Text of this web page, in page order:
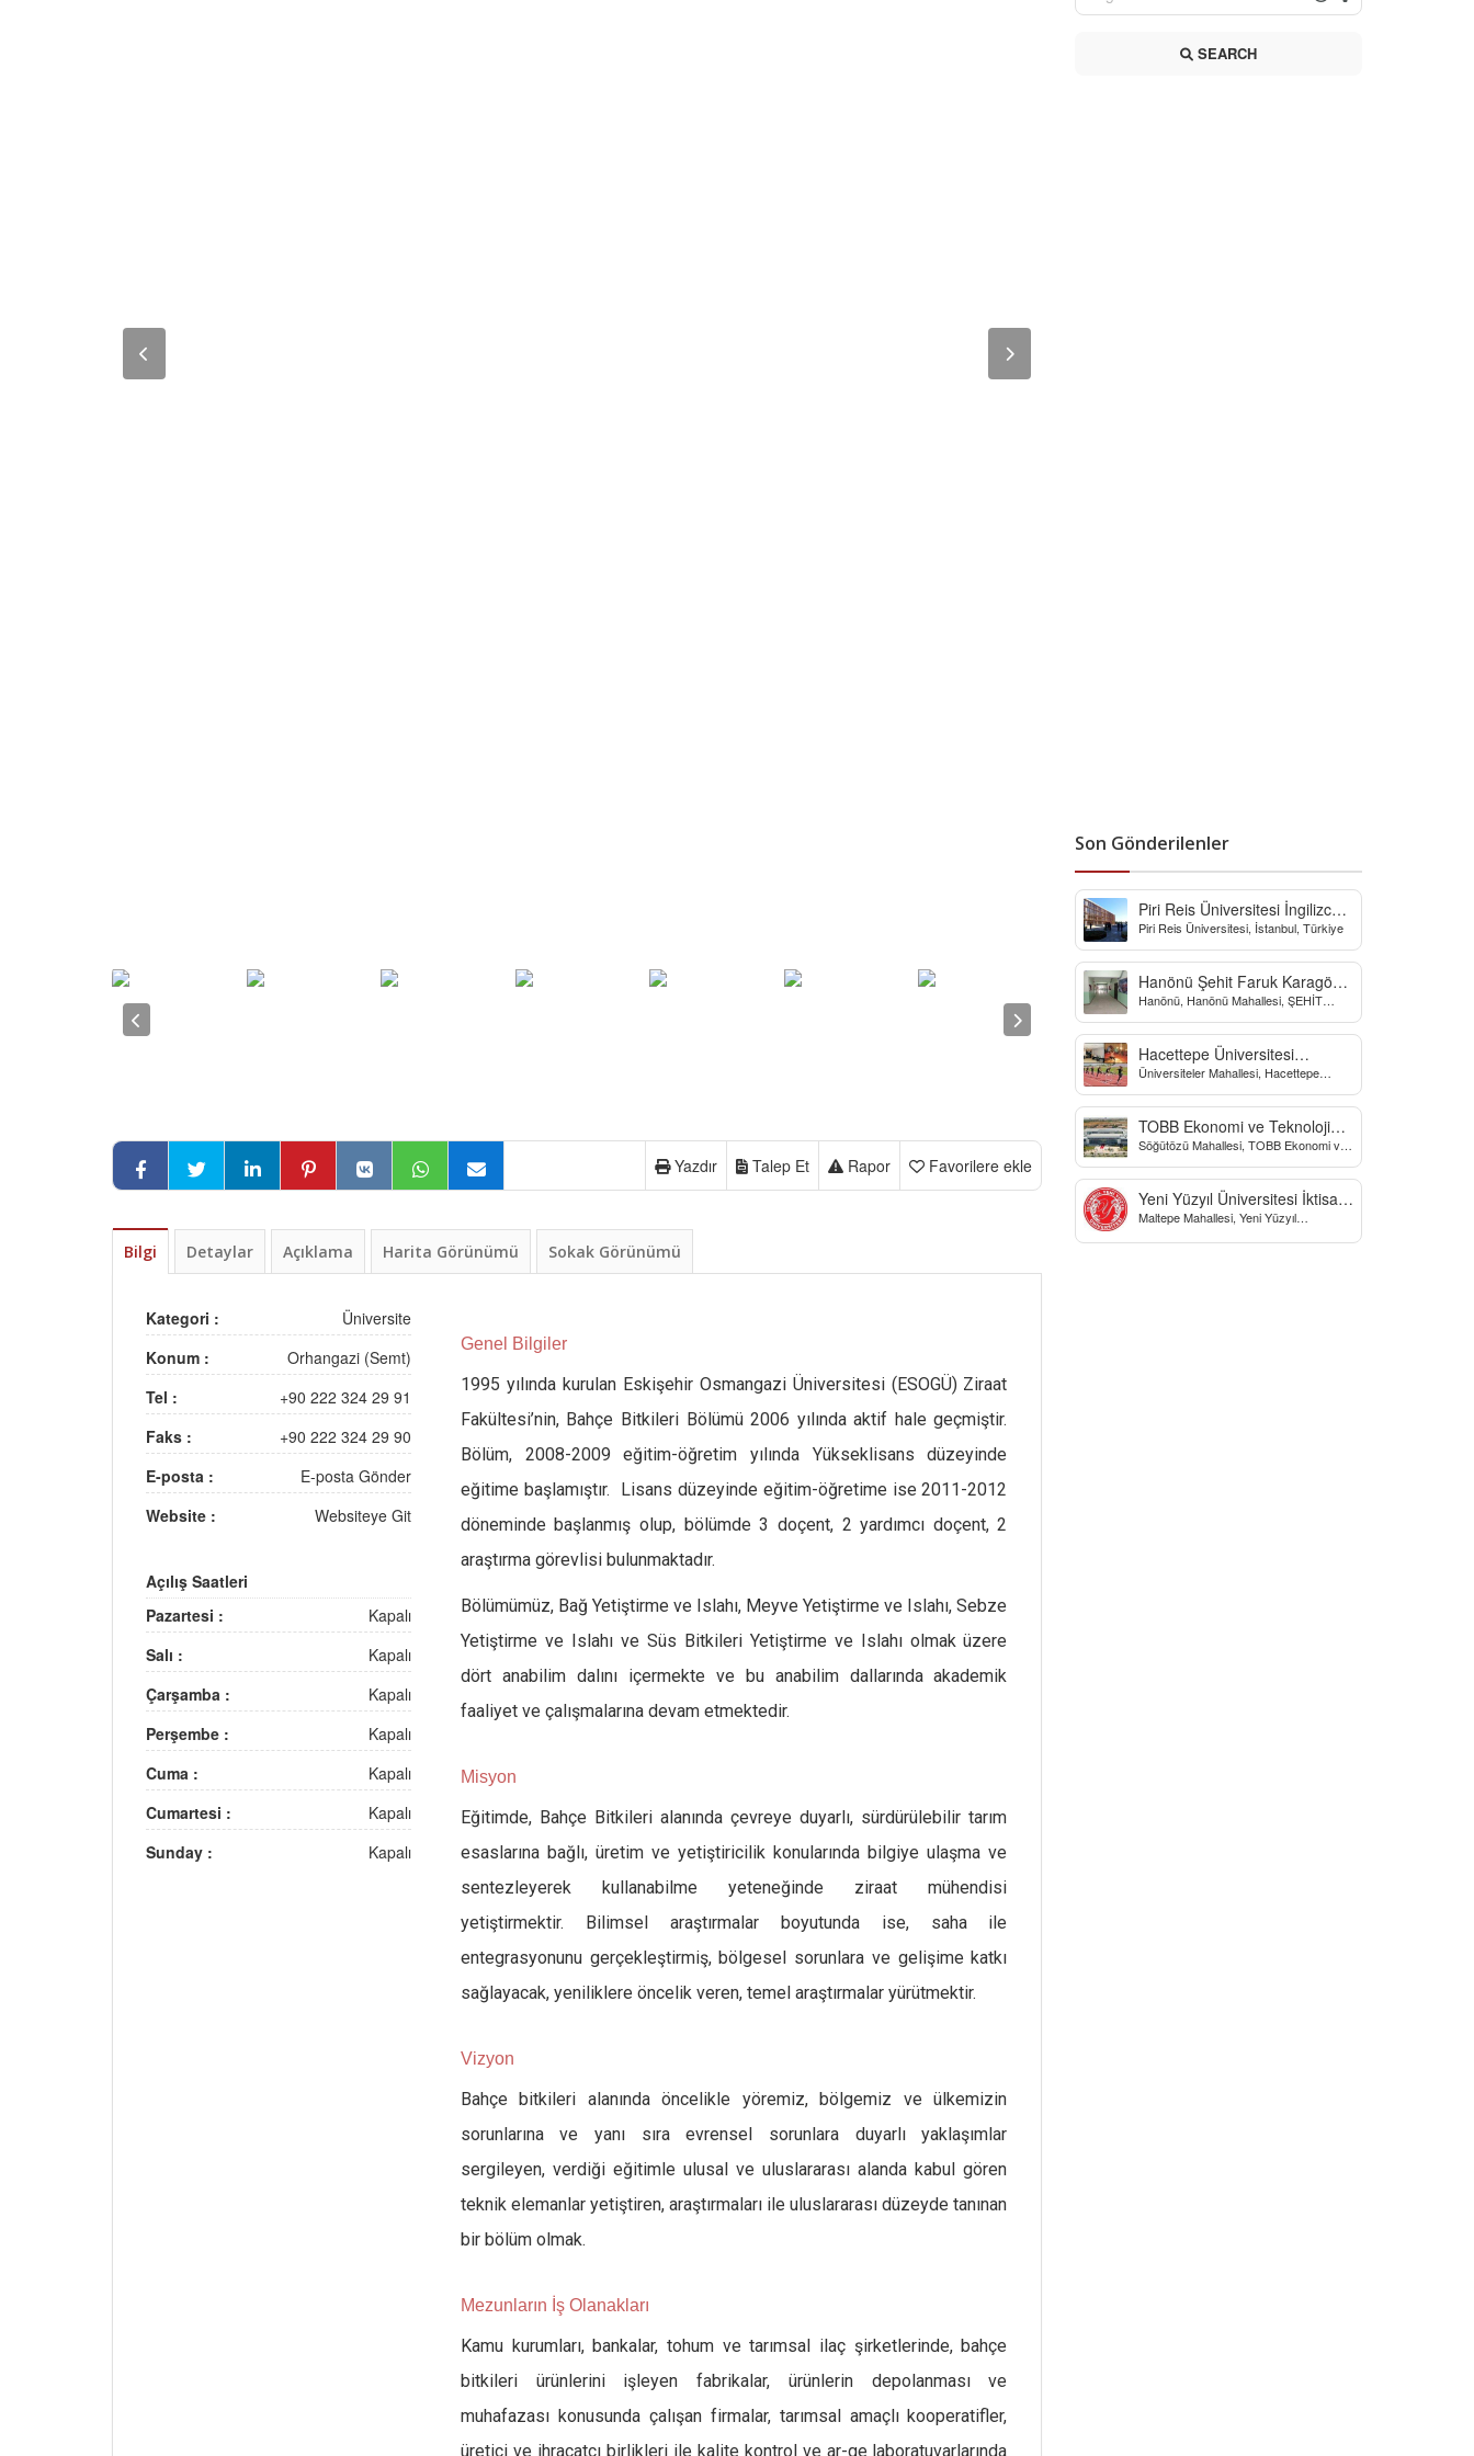
Favorilere ekle
Rapor
Talep Et
Yazdır
Bilgi Detaylar Açıklama Harita Görünümü Sokak Görünümü
Kategori :
Üniversite
Konum :
Orhangazi (Semt)
Tel :
+90 222 324 29 91
Faks :
+90 222 324 29 90
E-posta :
E-posta Gönder
Website :
Websiteye Git
Açılış Saatleri
Pazartesi :
Kapalı
Salı :
Kapalı
Çarşamba :
Kapalı
Perşembe :
Kapalı
Cuma :
Kapalı
Cumartesi :
Kapalı
Sunday :
Kapalı
Genel Bilgiler
1995 yılında kurulan Eskişehir Osmangazi Üniversitesi (ESOGÜ) Ziraat
Fakültesi’nin, Bahçe Bitkileri Bölümü 2006 yılında aktif hale geçmiştir.
Bölüm, 2008-2009 eğitim-öğretim yılında Yükseklisans düzeyinde
eğitime başlamıştır. Lisans düzeyinde eğitim-öğretime ise 2011-2012
döneminde başlanmış olup, bölümde 3 doçent, 2 yardımcı doçent, 2
araştırma görevlisi bulunmaktadır.
Bölümümüz, Bağ Yetiştirme ve Islahı, Meyve Yetiştirme ve Islahı, Sebze
Yetiştirme ve Islahı ve Süs Bitkileri Yetiştirme ve Islahı olmak üzere
dört anabilim dalını içermekte ve bu anabilim dallarında akademik
faaliyet ve çalışmalarına devam etmektedir.
Misyon
Eğitimde, Bahçe Bitkileri alanında çevreye duyarlı, sürdürülebilir tarım
esaslarına bağlı, üretim ve yetiştiricilik konularında bilgiye ulaşma ve
sentezleyerek kullanabilme yeteneğinde ziraat mühendisi
yetiştirmektir. Bilimsel araştırmalar boyutunda ise, saha ile
entegrasyonunu gerçekleştirmiş, bölgesel sorunlara ve gelişime katkı
sağlayacak, yeniliklere öncelik veren, temel araştırmalar yürütmektir.
Vizyon
Bahçe bitkileri alanında öncelikle yöremiz, bölgemiz ve ülkemizin
sorunlarına ve yanı sıra evrensel sorunlara duyarlı yaklaşımlar
sergileyen, verdiği eğitimle ulusal ve uluslararası alanda kabul gören
teknik elemanlar yetiştiren, araştırmaları ile uluslararası düzeyde tanınan
bir bölüm olmak.
Mezunların İş Olanakları
Kamu kurumları, bankalar, tohum ve tarımsal ilaç şirketlerinde, bahçe
bitkileri ürünlerini işleyen fabrikalar, ürünlerin depolanması ve
muhafazası konusunda çalışan firmalar, tarımsal amaçlı kooperatifler,
üretici ve ihracatçı birlikleri ile kalite kontrol ve ar-ge laboratuvarlarında
SEARCH
Son Gönderilenler
Piri Reis Üniversitesi İngilizce
Hazırlık Bölümü
Piri Reis Üniversitesi, İstanbul, Türkiye
Hanönü Şehit Faruk Karagöz
Yatılı Bölge Ortaokulu
Hanönü, Hanönü Mahallesi, ŞEHİT
Sokak, Kastamonu, Türkiye
Hacettepe Üniversitesi
Biyomekanik Laboratuvarı
Üniversiteler Mahallesi, Hacettepe
Yo, Çankaya/Ankara, Türkiye
TOBB Ekonomi ve Teknoloji
Üniversitesi
Söğütözü Mahallesi, TOBB Ekonomi ve
Caddesi, Ankara, Türkiye
Yeni Yüzyıl Üniversitesi İktisadi
ve İdari Bilimler Fakültesi
Maltepe Mahallesi, Yeni Yüzyıl